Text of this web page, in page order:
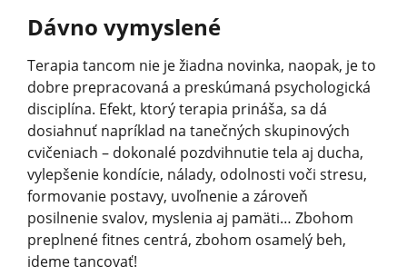
Dávno vymyslené
Terapia tancom nie je žiadna novinka, naopak, je to
dobre prepracovaná a preskúmaná psychologická
disciplína. Efekt, ktorý terapia prináša, sa dá
dosiahnuť napríklad na tanečných skupinových
cvičeniach – dokonalé pozdvihnutie tela aj ducha,
vylepšenie kondície, nálady, odolnosti voči stresu,
formovanie postavy, uvoľnenie a zároveň
posilnenie svalov, myslenia aj pamäti… Zbohom
preplnené fitnes centrá, zbohom osamelý beh,
ideme tancovať!